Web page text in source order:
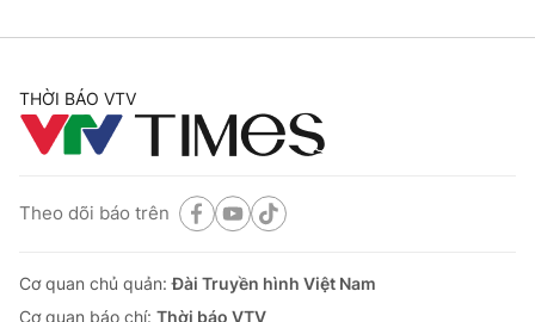
THỜI BÁO VTV
Theo dõi báo trên
Cơ quan chủ quản:Đài Truyền hình Việt Nam
Cơ quan báo chí: Thời báo VTV